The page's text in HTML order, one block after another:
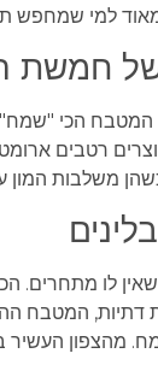
למי שמחפש
של חמשת
הכי "שמח"
יוצרים רטבים
משלבות המון
לו מתחרים.
דתיות, המטבח
מהצפון העשיר